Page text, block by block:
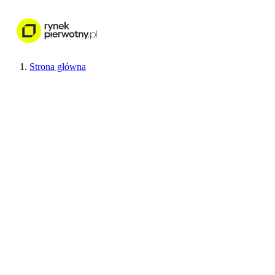
Nieruchomości
Strona główna